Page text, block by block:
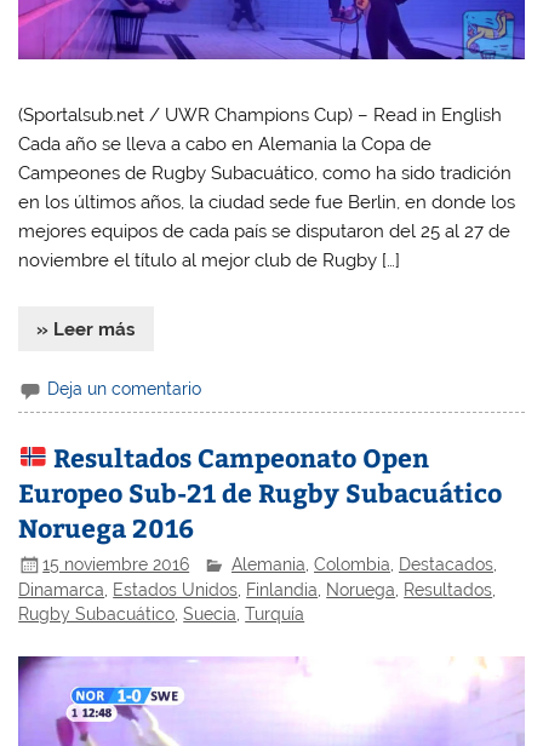
(Sportalsub.net / UWR Champions Cup) – Read in English
Cada año se lleva a cabo en Alemania la Copa de
Campeones de Rugby Subacuático, como ha sido tradición
en los últimos años, la ciudad sede fue Berlin, en donde los
mejores equipos de cada país se disputaron del 25 al 27 de
noviembre el título al mejor club de Rugby […]
» Leer más
Deja un comentario
Resultados Campeonato Open
Europeo Sub-21 de Rugby Subacuático
Noruega 2016
15 noviembre 2016 Alemania ,Colombia Destacados
Dinamarca, Estados Unidos, Finlandia, Noruega, Resultados,
Rugby Subacuático,Suecia,Turquía